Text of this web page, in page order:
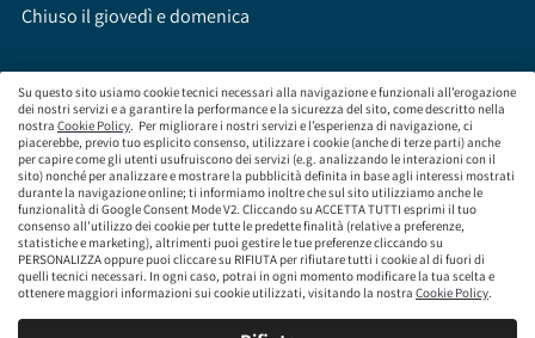
Su questo sito usiamo cookie tecnici necessari alla navigazione e funzionali all’erogazione
dei nostri servizi e a garantire la performance e la sicurezza del sito, come descritto nella
nostra Cookie Policy. Per migliorare i nostri servizi e l’esperienza di navigazione, ci
piacerebbe, previo tuo esplicito consenso, utilizzare i cookie (anche di terze parti) anche
per capire come gli utenti usufruiscono dei servizi (e.g. analizzando le interazioni con il
sito) nonché per analizzare e mostrare la pubblicità definita in base agli interessi mostrati
durante la navigazione online; ti informiamo inoltre che sul sito utilizziamo anche le
funzionalità di Google Consent Mode V2. Cliccando su ACCETTA TUTTI esprimi il tuo
consenso all’utilizzo dei cookie per tutte le predette finalità (relative a preferenze,
statistiche e marketing), altrimenti puoi gestire le tue preferenze cliccando su
PERSONALIZZA oppure puoi cliccare su RIFIUTA per rifiutare tutti i cookie al di fuori di
quelli tecnici necessari. In ogni caso, potrai in ogni momento modificare la tua scelta e
ottenere maggiori informazioni sui cookie utilizzati, visitando la nostra Cookie Policy.
Chiuso il giovedì e domenica
brumbrum S.p.A a socio unico - CF / P.IVA 09323210964 - Numero REA: MI - 2083307 -
Capitale Sociale: Euro 218.547,65 i.v.
Sede Legale Via Leningrado 8, 20161 Milano MI
Società soggetta alla direzione e coordinamento di Aramis Group S.A.
Società soggetta al controllo IVASS, consulta gli estremi dell'iscrizione al sito
www.servizi.ivass.it
Numero iscrizione: E000629295 Sezione E - Collaboratori degli intermediari iscritti nelle
sezioni A, B o D